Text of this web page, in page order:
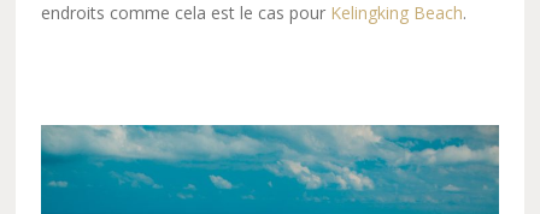
endroits comme cela est le cas pour Kelingking Beach.